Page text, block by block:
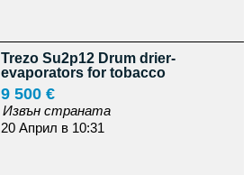
Trezo Su2p12 Drum drier-
evaporators for tobacco
9 500 €
Извън страната
20 Април в 10:31